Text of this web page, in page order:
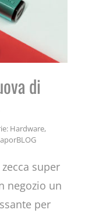
di
Hardware,
super
negozio un
per